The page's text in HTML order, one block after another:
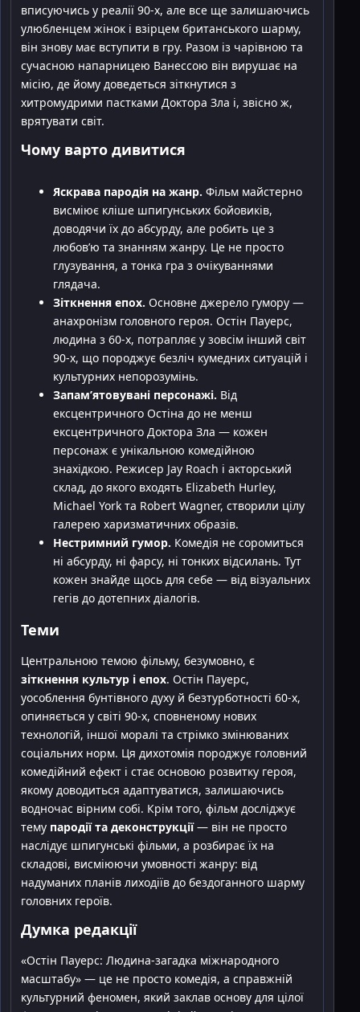
вписуючись у реалії 90-х, але все ще залишаючись
улюбленцем жінок і взірцем британського шарму,
він знову має вступити в гру. Разом із чарівною та
сучасною напарницею Ванессою він вирушає на
місію, де йому доведеться зіткнутися з
хитромудрими пастками Доктора Зла і, звісно ж,
врятувати світ.
Чому варто дивитися
Яскрава пародія на жанр. Фільм майстерно
висміює кліше шпигунських бойовиків,
доводячи їх до абсурду, але робить це з
любов’ю та знанням жанру. Це не просто
глузування, а тонка гра з очікуваннями
глядача.
Зіткнення епох. Основне джерело гумору —
анахронізм головного героя. Остін Пауерс,
людина з 60-х, потрапляє у зовсім інший світ
90-х, що породжує безліч кумедних ситуацій і
культурних непорозумінь.
Запам’ятовувані персонажі. Від
ексцентричного Остіна до не менш
ексцентричного Доктора Зла — кожен
персонаж є унікальною комедійною
знахідкою. Режисер Jay Roach і акторський
склад, до якого входять Elizabeth Hurley,
Michael York та Robert Wagner, створили цілу
галерею харизматичних образів.
Нестримний гумор. Комедія не соромиться
ні абсурду, ні фарсу, ні тонких відсилань. Тут
кожен знайде щось для себе — від візуальних
гегів до дотепних діалогів.
Теми
Центральною темою фільму, безумовно, є
зіткнення культур і епох. Остін Пауерс,
уособлення бунтівного духу й безтурботності 60-х,
опиняється у світі 90-х, сповненому нових
технологій, іншої моралі та стрімко змінюваних
соціальних норм. Ця дихотомія породжує головний
комедійний ефект і стає основою розвитку героя,
якому доводиться адаптуватися, залишаючись
водночас вірним собі. Крім того, фільм досліджує
тему пародії та деконструкції— він не просто
наслідує шпигунські фільми, а розбирає їх на
складові, висміюючи умовності жанру: від
надуманих планів лиходіїв до бездоганного шарму
головних героїв.
Думка редакції
«Остін Пауерс: Людина-загадка міжнародного
масштабу» — це не просто комедія, а справжній
культурний феномен, який заклав основу для цілої